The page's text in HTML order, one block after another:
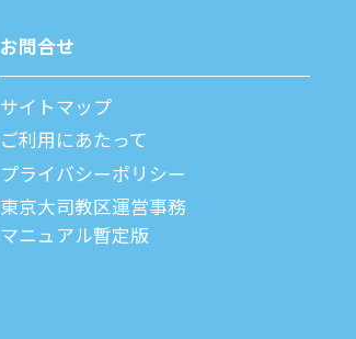
お問合せ
サイトマップ
ご利⽤にあたって
プライバシーポリシー
東京大司教区運営事務
マニュアル暫定版